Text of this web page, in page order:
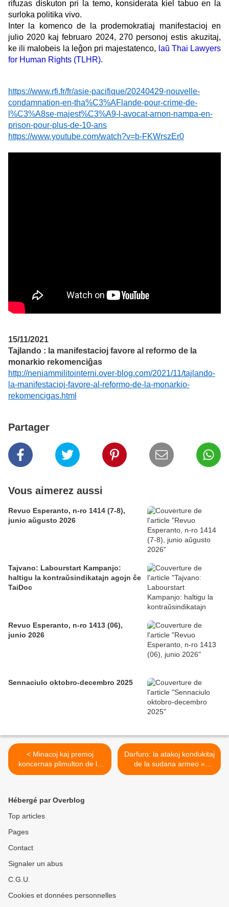
rifuzas diskuton pri la temo, konsiderata kiel tabuo en la
surloka politika vivo.
Inter la komenco de la prodemokratiaj manifestacioj en
julio 2020 kaj februaro 2024, 270 personoj estis akuzitaj,
ke ili malobeis la leĝon pri majestatenco, laŭ Thai Lawyers
for Human Rights (TLHR).
https://www.rfi.fr/fr/asie-pacifique/20240429-nouvelle-
condamnation-en-tha%C3%AFlande-pour-crime-de-
l%C3%A8se-majest%C3%A9-l-avocat-arnon-nampa-en-
prison-pour-plus-de-10-ans
https://www.youtube.com/watch?v=b-FKWrszEr0
15/11/2021
Tajlando : la manifestacioj favore al reformo de la
monarkio rekomenciĝas
http://neniammilitointerni.over-blog.com/2021/11/tajlando-
la-manifestacioj-favore-al-reformo-de-la-monarkio-
rekomencigas.html
Partager
Vous aimerez aussi
Revuo Esperanto, n-ro 1414 (7-8),
junio aŭgusto 2026
Tajvano: Labourstart Kampanjo:
haltigu la kontraŭsindikatajn agojn ĉe
TaiDoc
Revuo Esperanto, n-ro 1413 (06),
junio 2026
Sennaciulo oktobro-decembro 2025
< Minacoj kaj premoj
koncernas plimulton de la
ĵurnalistoj pri medio
Darfuro: la atakoj kondukitaj
de la sudana armeo «
starigas eblon » de «
Hébergé par Overblog
Top articles
Pages
Contact
Signaler un abus
C.G.U.
Cookies et données personnelles